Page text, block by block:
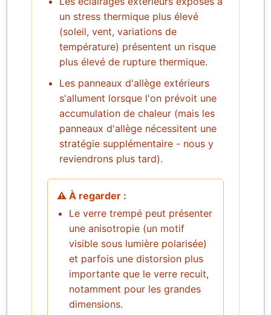
un stress thermique plus élevé
(soleil, vent, variations de
température) présentent un risque
plus élevé de rupture thermique.
Les panneaux d'allège extérieurs
s'allument lorsque l'on prévoit une
accumulation de chaleur (mais les
panneaux d'allège nécessitent une
stratégie supplémentaire - nous y
reviendrons plus tard).
⚠️ À regarder :
Le verre trempé peut présenter
une anisotropie (un motif
visible sous lumière polarisée)
et parfois une distorsion plus
importante que le verre recuit,
notamment pour les grandes
dimensions.